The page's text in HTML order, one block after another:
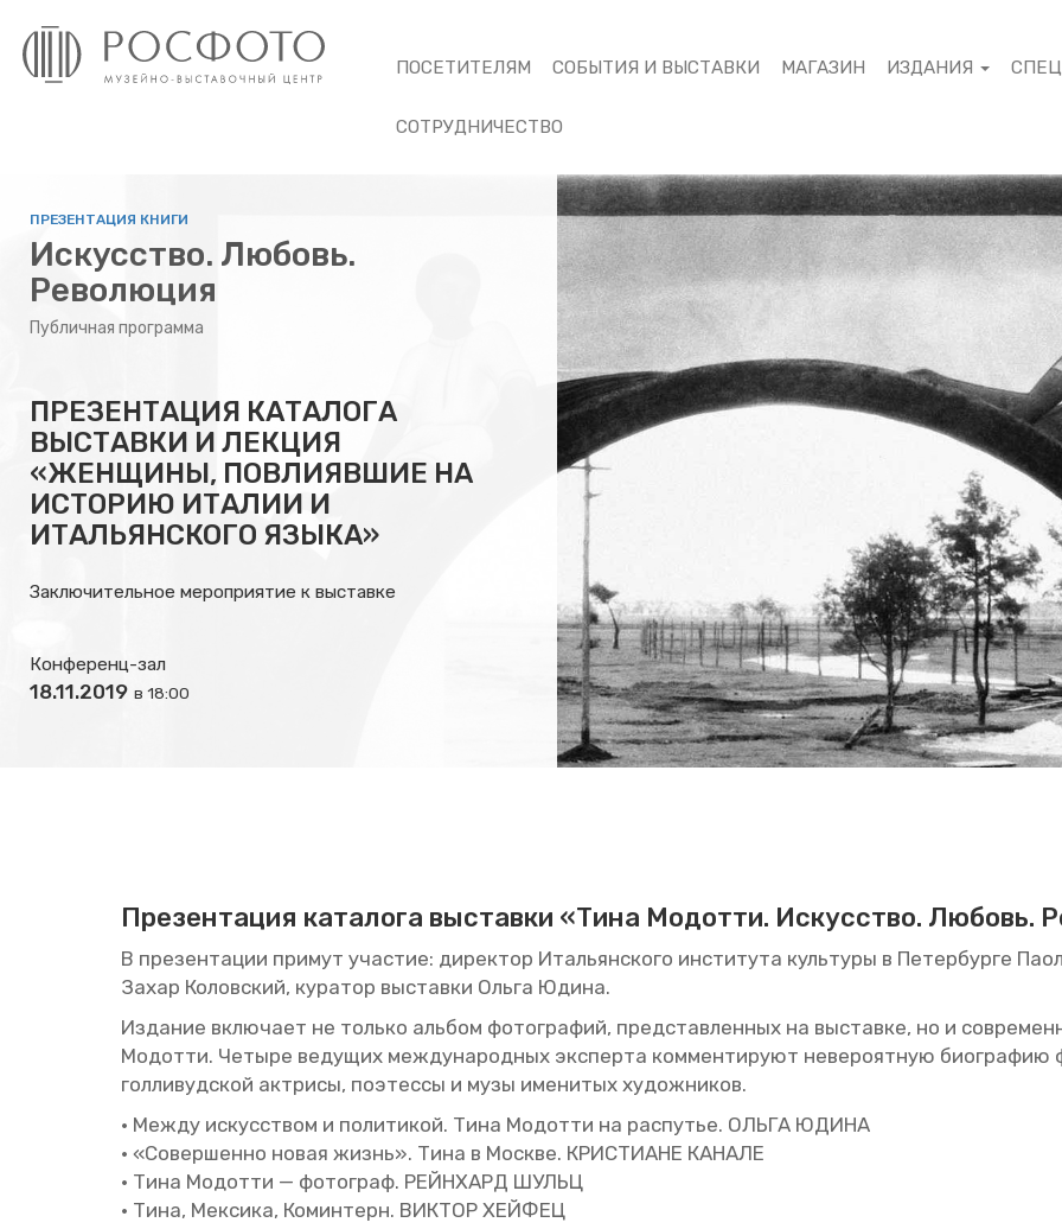
ПОСЕТИТЕЛЯМ СОБЫТИЯ И ВЫСТАВКИ МАГАЗИН ИЗДАНИЯ
СОТРУДНИЧЕСТВО
ПРЕЗЕНТАЦИЯ КНИГИ
Искусство. Любовь.
Революция
Публичная программа
ПРЕЗЕНТАЦИЯ КАТАЛОГА
ВЫСТАВКИ И ЛЕКЦИЯ
«ЖЕНЩИНЫ, ПОВЛИЯВШИЕ НА
ИСТОРИЮ ИТАЛИИ И
ИТАЛЬЯНСКОГО ЯЗЫКА»
Заключительное мероприятие к выставке
Конференц-зал
18.11.2019 в 18:00
Пре­зен­та­ция ка­та­ло­га вы­став­ки «Тина Мо­дот­ти. Ис­кус­ство. Лю­бовь.
В пре­зен­та­ции при­мут уча­стие: ди­рек­тор Ита­льян­ско­го ин­сти­ту­та куль­ту­ры в Пе­тер­бур­ге
Захар Ко­лов­ский, ку­ра­тор вы­став­ки Ольга Юдина.
Из­да­ние вклю­ча­ет не толь­ко аль­бом фо­то­гра­фий, пред­став­лен­ных на вы­став­ке, но и
Мо­дот­ти. Че­ты­ре ве­ду­щих меж­ду­на­род­ных экс­пер­та ком­мен­ти­ру­ют неве­ро­ят­ную био­гра­фию
гол­ли­вуд­ской ак­три­сы, по­этес­сы и музы име­ни­тых ху­дож­ни­ков.
• Между ис­кус­ством и по­ли­ти­кой. Тина Мо­дот­ти на рас­пу­тье. ОЛЬГА ЮДИНА
• «Со­вер­шен­но новая жизнь». Тина в Москве. КРИ­СТИ­АНЕ КА­НА­ЛЕ
• Тина Мо­дот­ти — фо­то­граф. РЕЙ­Н­ХАРД ШУЛЬЦ
• Тина, Мек­си­ка, Ко­мин­терн. ВИК­ТОР ХЕЙ­ФЕЦ